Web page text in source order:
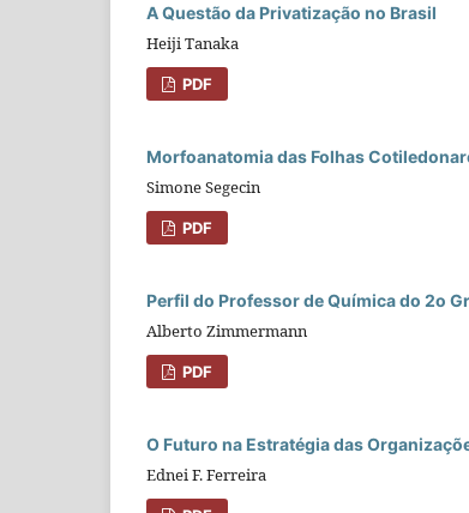
A Questão da Privatização no Brasil
Heiji Tanaka
PDF
Morfoanatomia das Folhas
Simone Segecin
PDF
Perfil do Professor de Química do 2o
Alberto Zimmermann
PDF
O Futuro na Estratégia das
Ednei F. Ferreira